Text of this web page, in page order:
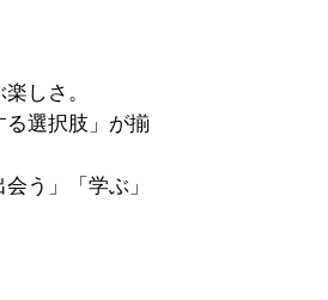
しさ。
る選択肢」が揃
う」「学ぶ」